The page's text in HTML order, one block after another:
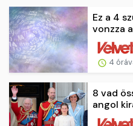
Ez a 4
vonzza
4
8 vad
angol